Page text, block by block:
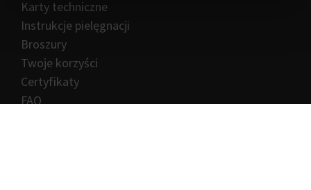
Karty techniczne
Instrukcje pielęgnacji
Broszury
Twoje korzyści
Certyfikaty
FAQ